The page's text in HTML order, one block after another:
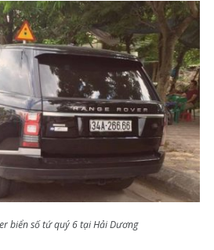
biển số tứ quý 6 tại Hải Dương